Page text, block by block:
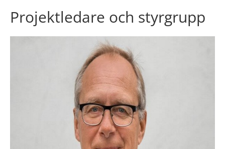
Projektledare och styrgrupp